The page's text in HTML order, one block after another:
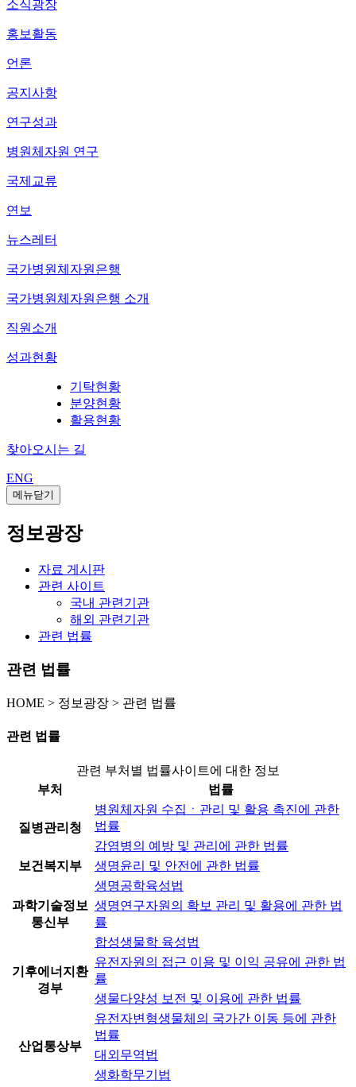
소식광장
홍보활동
언론
공지사항
연구성과
병원체자원 연구
국제교류
연보
뉴스레터
국가병원체자원은행
국가병원체자원은행 소개
직원소개
성과현황
기탁현황
분양현황
활용현황
찾아오시는 길
ENG
메뉴닫기
정보광장
자료 게시판
관련 사이트
국내 관련기관
해외 관련기관
관련 법률
관련 법률
HOME > 정보광장 > 관련 법률
관련 법률
관련 부처별 법률사이트에 대한 정보
부처
법률
질병관리청
병원체자원 수집ㆍ관리 및 활용 촉진에 관한
법률
감염병의 예방 및 관리에 관한 법률
보건복지부
생명윤리 및 안전에 관한 법률
과학기술정보
통신부
생명공학육성법
생명연구자원의 확보 관리 및 활용에 관한 법
률
합성생물학 육성법
기후에너지환
경부
유전자원의 접근 이용 및 이익 공유에 관한 법
률
생물다양성 보전 및 이용에 관한 법률
산업통상부
유전자변형생물체의 국가간 이동 등에 관한
법률
대외무역법
생화학무기법